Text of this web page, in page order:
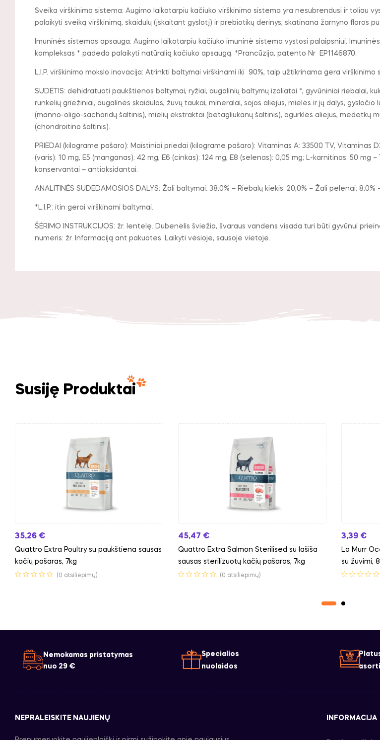
Sveika virškinimo sistema: Augimo laikotarpiu kačiuko virškinimo sistema yra nesubrendusi ir toliau
palaikyti sveiką virškinimą, skaidulų (įskaitant gyslotį) ir prebiotikų derinys, skatinana žarnyno floros
Imuninės sistemos apsauga: Augimo laikotarpiu kačiuko imuninė sistema vystosi palaipsniui.
kompleksas * padeda palaikyti natūralią kačiuko apsaugą. *Prancūzija, patento Nr EP1146870.
L.I.P. virškinimo mokslo inovacija: Atrinkti baltymai virškinami iki 90%, taip užtikrinama gera
SUDĖTIS: dehidratuoti paukštienos baltymai, ryžiai, augalinių baltymų izoliatai *, gyvūniniai riebalai,
runkelių griežiniai, augalinės skaidulos, žuvų taukai, mineralai, sojos aliejus, mielės ir jų dalys,
(manno-oligo-sacharidų šaltinis), mielių ekstraktai (betagliukanų šaltinis), agurklės aliejus, medetkų
(chondroitino šaltinis).
PRIEDAI (kilograme pašaro): Maistiniai priedai (kilograme pašaro): Vitaminas A: 33500 TV, Vitaminas
(varis): 10 mg, E5 (manganas): 42 mg, E6 (cinkas): 124 mg, E8 (selenas): 0,05 mg; L-karnitinas: 50
konservantai – antioksidantai.
ANALITINĖS SUDEDAMOSIOS DALYS: Žali baltymai: 38,0% – Riebalų kiekis: 20,0% – Žali pelenai:
*L.I.P.: itin gerai virškinami baltymai.
ŠĖRIMO INSTRUKCIJOS: žr. lentelę. Dubenėlis šviežio, švaraus vandens visada turi būti gyvūnui
numeris: žr. Informaciją ant pakuotės. Laikyti vėsioje, sausoje vietoje.
Susiję Produktai
35,26 €
Quattro Extra Poultry su paukštiena sausas
kačių pašaras, 7kg
(0 atsiliepimų)
45,47 €
Quattro Extra Salmon Sterilised su lašiša
sausas sterilizuotų kačių pašaras, 7kg
(0 atsiliepimų)
3,39 €
La Murr
su žuvimi,
Nemokamas pristatymas
nuo 29 €
Specialios
nuolaidos
NEPRALEISKITE NAUJIENŲ INFORMACIJA